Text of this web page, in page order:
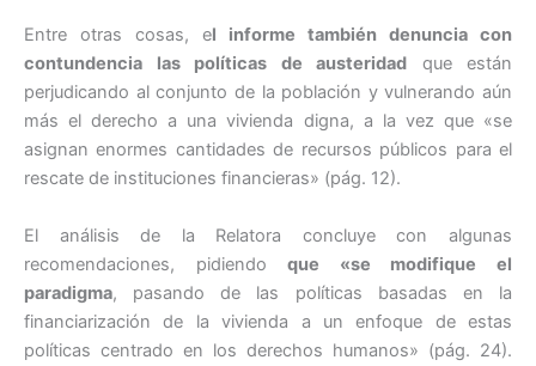
Entre otras cosas, el informe también denuncia con
contundencia las políticas de austeridad que están
perjudicando al conjunto de la población y vulnerando aún
más el derecho a una vivienda digna, a la vez que «se
asignan enormes cantidades de recursos públicos para el
rescate de instituciones financieras» (pág. 12).
El análisis de la Relatora concluye con algunas
recomendaciones, pidiendoque «se modifique el
paradigma, pasando de las políticas basadas en la
financiarización de la vivienda a un enfoque de estas
políticas centrado en los derechos humanos» (pág. 24).